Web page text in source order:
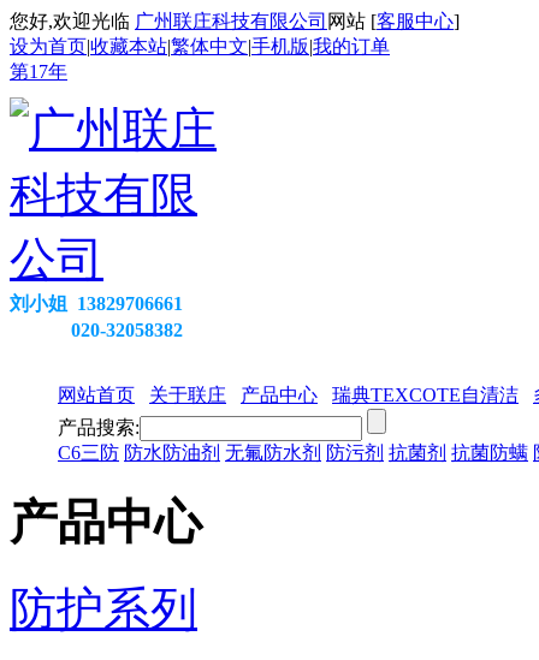
您好,欢迎光临 广州联庄科技有限公司 网站 [客服中心]
设为首页|收藏本站|繁体中文|手机版|我的订单
第17年
刘小姐 13829706661
020-32058382
网站首页 关于联庄 产品中心 瑞典TEXCOTE自清洁
产品搜索:
C6三防 防水防油剂 无氟防水剂 防污剂 抗菌剂 抗菌防螨
产品中心
防护系列